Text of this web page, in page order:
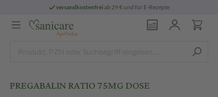
versandkostenfreiab 29 € und für E-Rezepte
PREGABALIN RATIO 75MG DOSE